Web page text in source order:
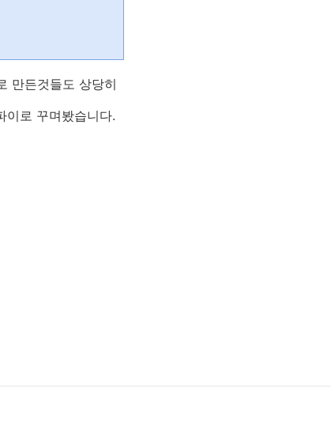
만든것들도 상당히
이로 꾸며봤습니다.